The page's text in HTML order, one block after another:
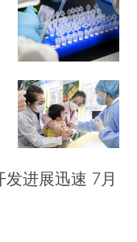
发进展迅速 7月